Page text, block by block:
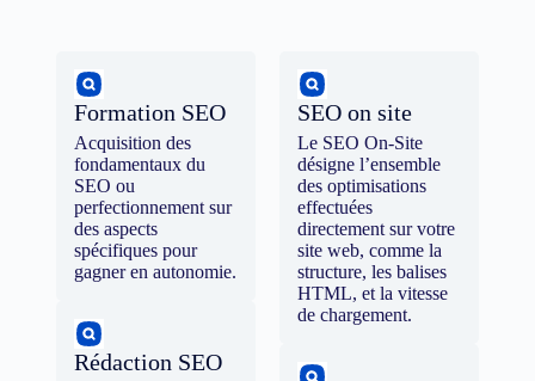
Formation SEO
Acquisition des
fondamentaux du
SEO ou
perfectionnement sur
des aspects
spécifiques pour
gagner en autonomie.
Rédaction SEO
SEO on site
Le SEO On-Site
désigne l’ensemble
des optimisations
effectuées
directement sur votre
site web, comme la
structure, les balises
HTML, et la vitesse
de chargement.